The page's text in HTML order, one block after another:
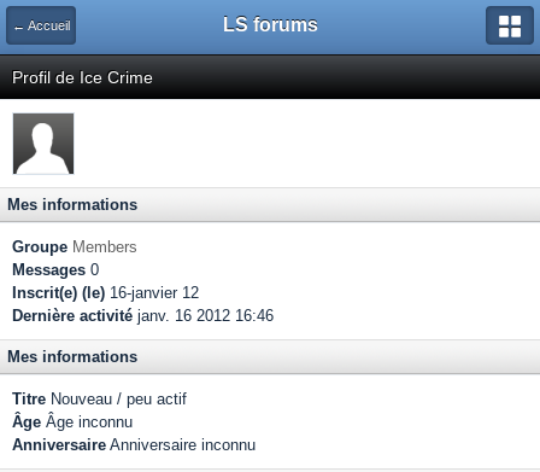
← Accueil LS forums
Profil de Ice Crime
Mes informations
Groupe Members
Messages 0
Inscrit(e) (le) 16-janvier 12
Dernière activité janv. 16 2012 16:46
Mes informations
Titre Nouveau / peu actif
Âge Âge inconnu
Anniversaire Anniversaire inconnu